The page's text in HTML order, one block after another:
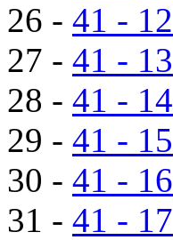
26 - 41 - 12
27 - 41 - 13
28 - 41 - 14
29 - 41 - 15
30 - 41 - 16
31 - 41 - 17